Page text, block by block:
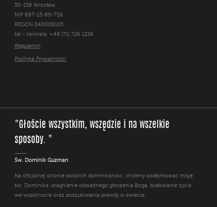
50-159 Wrocław
NIP 897-15-89-726
REGON 040008105
tel - centrala: +48 (71) 726 1226
Regulamin
Polityka Prywatności
"Głoście wszystkim, wszędzie i na wszelkie
sposoby. "
Św. Dominik Guzman
Na oficjalnej stronie polskich dominikanów, chcemy podejmować misję
św. Dominika: pragnienie odważnego głoszenia Boga, budowanie życia
we wspólnocie oraz poszukiwania prawdy w świecie.